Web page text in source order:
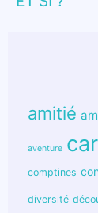
amitié
aventure
comptines
diversité